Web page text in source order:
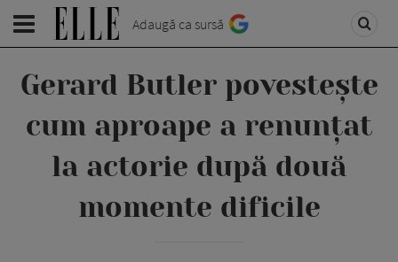
Adaugă ca sursă
Gerard Butler povestește
cum aproape a renunțat
la actorie după două
momente dificile